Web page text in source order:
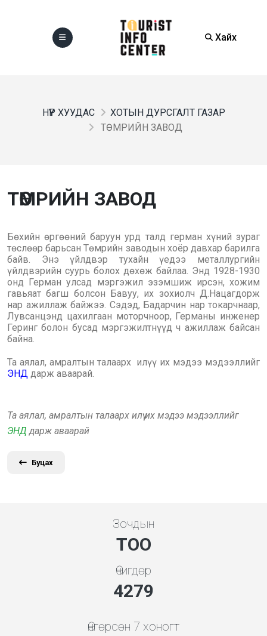
Хайх
НҮҮР ХУУДАС
ХОТЫН ДУРСГАЛТ ГАЗАР
ТӨМРИЙН ЗАВОД
ТӨМРИЙН ЗАВОД
Бөхийн өргөөний баруун урд талд герман хүний зураг
төслөөр барьсан Төмрийн заводын хоёр давхар барилга
байв. Энэ үйлдвэр тухайн үедээ металлургийн
үйлдвэрийн суурь болох дөхөж байлаа. Энд 1928-1930
онд Герман улсад мэргэжил эзэмшиж ирсэн, хожим
гавьяат багш болсон Бавуу, их зохиолч Д.Нацагдорж
нар ажиллаж байжээ. Сэдэд, Бадарчин нар токарчнаар,
Лувсанцэнд цахилгаан моторчноор, Германы инженер
Геринг болон бусад мэргэжилтнүүд ч ажиллаж байсан
байна.
Та аялал, амралтын талаарх илүү их мэдээ мэдээллийг
ЭНД дарж аваарай.
Та аялал, амралтын талаарх илүү их мэдээ мэдээллийг
ЭНД дарж аваарай
Буцах
Зочдын
ТОО
Өчигдөр
4279
Өнгөрсөн 7 хоногт